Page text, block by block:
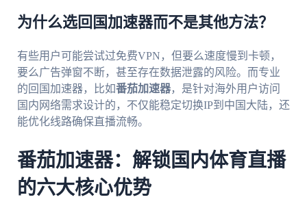
为什么选回国加速器而不是其他方法？
有些用户可能尝试过免费VPN，但要么速度慢到卡顿，
要么广告弹窗不断，甚至存在数据泄露的风险。而专业
的回国加速器，比如番茄加速器，是针对海外用户访问
国内网络需求设计的，不仅能稳定切换IP到中国大陆，还
能优化线路确保直播流畅。
番茄加速器：解锁国内体育直播
的六大核心优势